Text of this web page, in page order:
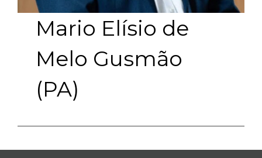
Mario Elísio de
Melo Gusmão
(PA)